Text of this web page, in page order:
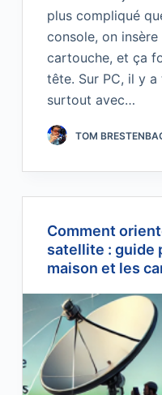
plus compliqué
console, on
cartouche, et ça
tête. Sur PC, il y
surtout avec…
TOM
Comment
satellite : guide
maison et les